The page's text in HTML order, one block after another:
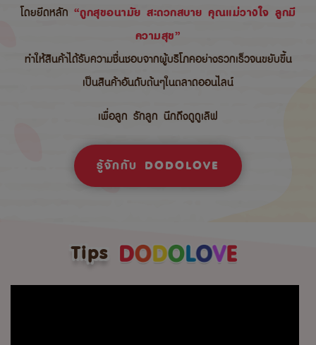
โดยยึดหลัก “ถูกสุขอนามัย สะดวกสบาย คุณแม่วางใจ ลูกมี
ความสุข”
ทำให้สินค้าได้รับความชื่นชอบจากผู้บริโภคอย่างรวกเร็วจนขยับขึ้น
เป็นสินค้าอันดับต้นๆในตลาดออนไลน์
เพื่อลูก รักลูก นึกถึงดูดูเลิฟ
รู้จักกับ DODOLOVE
Tips